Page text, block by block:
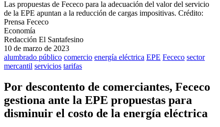
Las propuestas de Fececo para la adecuación del valor del servicio
de la EPE apuntan a la reducción de cargas impositivas. Crédito:
Prensa Fececo
Economía
Redacción El Santafesino
10 de marzo de 2023
alumbrado público comercio energía eléctrica EPE Fececo sector
mercantil servicios tarifas
Por descontento de comerciantes, Fececo
gestiona ante la EPE propuestas para
disminuir el costo de la energía eléctrica